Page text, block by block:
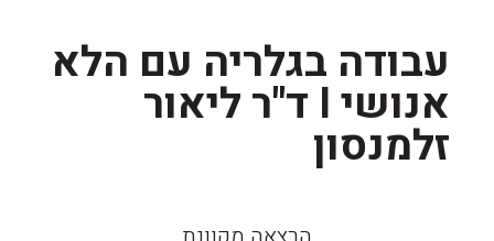
עבודה בגלריה עם הלא
אנושי I ד"ר ליאור
זלמנסון